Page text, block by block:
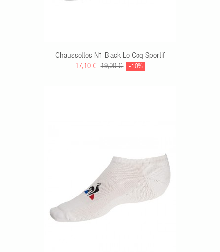
Chaussettes N1 Black Le Coq Sportif
17,10 € 19,00 € -10%